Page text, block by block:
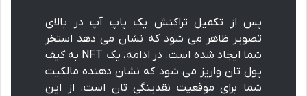
پس از تکمیل تراکنش یک پاپ آپ در بالای
تصویر ظاهر می شود که نشان می دهد استخر
شما ایجاد شده است. در ادامه، یک NFT به کیف
پول تان واریز می شود که نشان دهنده مالکیت
شما برای موقعیت نقدینگی تان است. از این